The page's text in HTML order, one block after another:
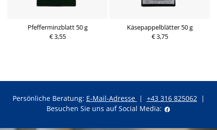
Pfefferminzblatt 50 g
€ 3,55
Käsepappelblätter 50 g
€ 3,75
Persönliche Beratung: E-Mail-Adresse | +43 316 825062|
Besuchen Sie uns auf Social Media: